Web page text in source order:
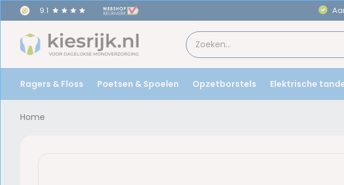
9.1
Ragers & Floss Poetsen & Spoelen Opzetborstels Elektrische
Home